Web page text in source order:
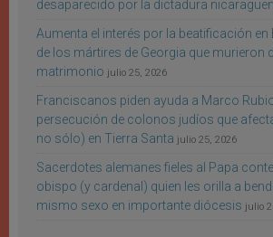
desaparecido por la dictadura
Aumenta el interés por la beatificación
de los mártires de Georgia que murieron
matrimonio julio 25, 2026
Franciscanos piden ayuda a Marco
persecución de colonos judíos que
no sólo) en Tierra Santa julio 25, 2026
Sacerdotes alemanes fieles al Papa
obispo (y cardenal) quien les orilla a
mismo sexo en importante diócesis julio